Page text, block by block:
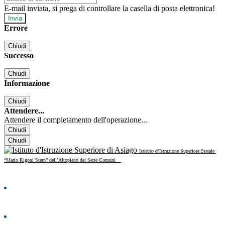
E-mail inviata, si prega di controllare la casella di posta elettronica!
Errore
Chiudi
Successo
Chiudi
Informazione
Chiudi
Attendere...
Attendere il completamento dell'operazione...
Chiudi
Chiudi
Istituto d’Istruzione Superiore Statale
“Mario Rigoni Stern” dell’Altopiano dei Sette Comuni